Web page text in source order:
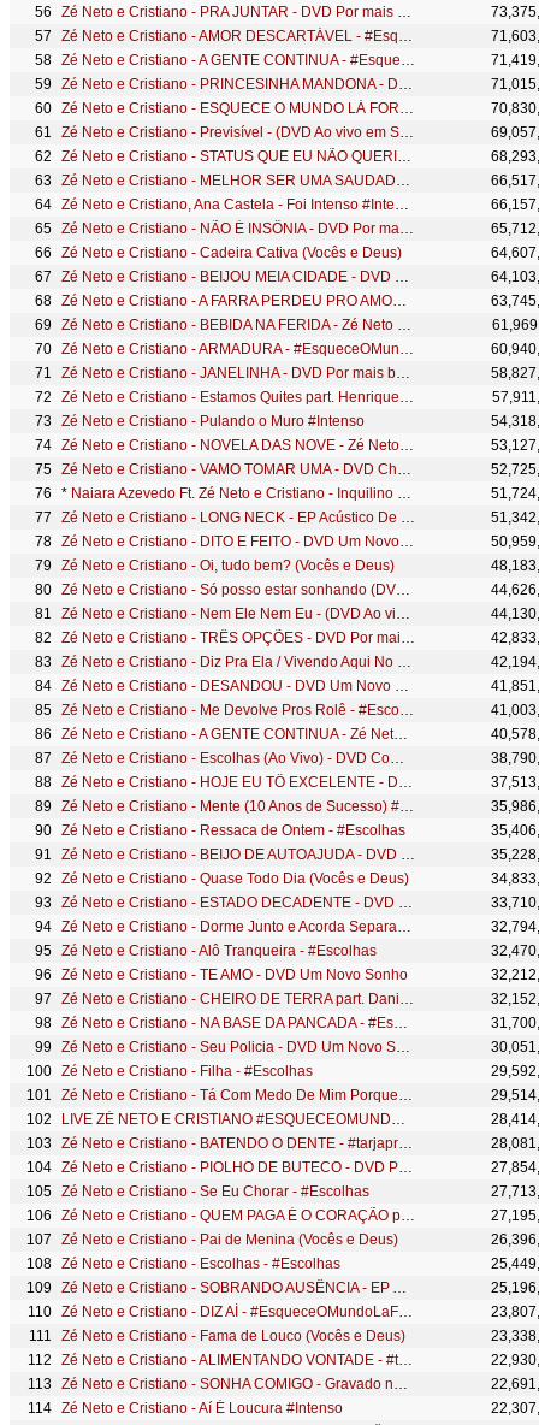
Zé Neto e Cristiano - PRA JUNTAR - DVD Por mais beijos ao vivo
Zé Neto e Cristiano - AMOR DESCARTÁVEL - #EsqueceOMundoLaFora
Zé Neto e Cristiano - A GENTE CONTINUA - #EsqueceOMundoLaFora
Zé Neto e Cristiano - PRINCESINHA MANDONA - DVD Um Novo Sonho
Zé Neto e Cristiano - ESQUECE O MUNDO LÁ FORA - #EsqueceOMundoLaFora
Zé Neto e Cristiano - Previsível - (DVD Ao vivo em São José do Rio Preto)
Zé Neto e Cristiano - STATUS QUE EU NÃO QUERIA - Zé Neto e Cristiano Acústico
Zé Neto e Cristiano - MELHOR SER UMA SAUDADE - #tarjapreta
Zé Neto e Cristiano, Ana Castela - Foi Intenso #Intenso
Zé Neto e Cristiano - NÃO É INSÔNIA - DVD Por mais beijos ao vivo
Zé Neto e Cristiano - Cadeira Cativa (Vocês e Deus)
Zé Neto e Cristiano - BEIJOU MEIA CIDADE - DVD Chaaama
Zé Neto e Cristiano - A FARRA PERDEU PRO AMOR - #EsqueceOMundoLaFora
Zé Neto e Cristiano - BEBIDA NA FERIDA - Zé Neto e Cristiano Acústico
Zé Neto e Cristiano - ARMADURA - #EsqueceOMundoLaFora
Zé Neto e Cristiano - JANELINHA - DVD Por mais beijos ao vivo
Zé Neto e Cristiano - Estamos Quites part. Henrique e Juliano
Zé Neto e Cristiano - Pulando o Muro #Intenso
Zé Neto e Cristiano - NOVELA DAS NOVE - Zé Neto e Cristiano Acústico
Zé Neto e Cristiano - VAMO TOMAR UMA - DVD Chaaama
* Naiara Azevedo Ft. Zé Neto e Cristiano - Inquilino (Clipe Oficial)
Zé Neto e Cristiano - LONG NECK - EP Acústico De Novo
Zé Neto e Cristiano - DITO E FEITO - DVD Um Novo Sonho
Zé Neto e Cristiano - Oi, tudo bem? (Vocês e Deus)
Zé Neto e Cristiano - Só posso estar sonhando (DVD Ao vivo em São José do Rio Preto)
Zé Neto e Cristiano - Nem Ele Nem Eu - (DVD Ao vivo em São José do Rio Preto)
Zé Neto e Cristiano - TRÊS OPÇÕES - DVD Por mais beijos ao vivo
Zé Neto e Cristiano - Diz Pra Ela / Vivendo Aqui No Mato (10 Anos de Sucesso) #MagiaDasEstrelas
Zé Neto e Cristiano - DESANDOU - DVD Um Novo Sonho
Zé Neto e Cristiano - Me Devolve Pros Rolê - #Escolhas
Zé Neto e Cristiano - A GENTE CONTINUA - Zé Neto e Cristiano Acústico
Zé Neto e Cristiano - Escolhas (Ao Vivo) - DVD Completo #Escolhas
Zé Neto e Cristiano - HOJE EU TÔ EXCELENTE - DVD Um Novo Sonho
Zé Neto e Cristiano - Mente (10 Anos de Sucesso) #MagiaDasEstrelas
Zé Neto e Cristiano - Ressaca de Ontem - #Escolhas
Zé Neto e Cristiano - BEIJO DE AUTOAJUDA - DVD Por mais beijos ao vivo
Zé Neto e Cristiano - Quase Todo Dia (Vocês e Deus)
Zé Neto e Cristiano - ESTADO DECADENTE - DVD Por mais beijos ao vivo
Zé Neto e Cristiano - Dorme Junto e Acorda Separado - (DVD Ao vivo em São José do Rio Preto)
Zé Neto e Cristiano - Alô Tranqueira - #Escolhas
Zé Neto e Cristiano - TE AMO - DVD Um Novo Sonho
Zé Neto e Cristiano - CHEIRO DE TERRA part. Daniel - EP Acústico De Novo
Zé Neto e Cristiano - NA BASE DA PANCADA - #EsqueceOMundoLaFora
Zé Neto e Cristiano - Seu Policia - DVD Um Novo Sonho
Zé Neto e Cristiano - Filha - #Escolhas
Zé Neto e Cristiano - Tá Com Medo De Mim Porque? - (DVD Ao vivo em São José do Rio Preto)
LIVE ZÉ NETO E CRISTIANO #ESQUECEOMUNDOLAFORA
Zé Neto e Cristiano - BATENDO O DENTE - #tarjapreta
Zé Neto e Cristiano - PIOLHO DE BUTECO - DVD Por mais beijos ao vivo
Zé Neto e Cristiano - Se Eu Chorar - #Escolhas
Zé Neto e Cristiano - QUEM PAGA É O CORAÇÃO part Maiara e Maraisa - DVD Um Novo Sonho
Zé Neto e Cristiano - Pai de Menina (Vocês e Deus)
Zé Neto e Cristiano - Escolhas - #Escolhas
Zé Neto e Cristiano - SOBRANDO AUSÊNCIA - EP Acústico De Novo
Zé Neto e Cristiano - DIZ AÍ - #EsqueceOMundoLaFora
Zé Neto e Cristiano - Fama de Louco (Vocês e Deus)
Zé Neto e Cristiano - ALIMENTANDO VONTADE - #tarjapreta
Zé Neto e Cristiano - SONHA COMIGO - Gravado no Barretão 2016
Zé Neto e Cristiano - Aí É Loucura #Intenso